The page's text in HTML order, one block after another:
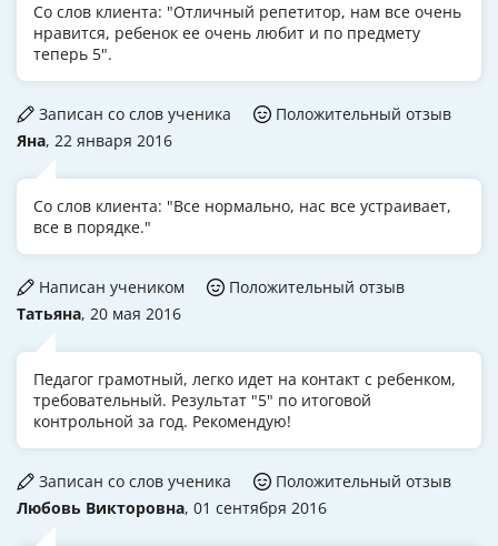
Со слов клиента: "Отличный репетитор, нам все очень
нравится, ребенок ее очень любит и по предмету
теперь 5".
Яна, 22 января 2016
Записан со слов ученика Положительный отзыв
Со слов клиента: "Все нормально, нас все устраивает,
все в порядке."
Татьяна, 20 мая 2016
Написан учеником Положительный отзыв
Педагог грамотный, легко идет на контакт с ребенком,
требовательный. Результат "5" по итоговой
контрольной за год. Рекомендую!
Любовь Викторовна, 01 сентября 2016
Записан со слов ученика Положительный отзыв